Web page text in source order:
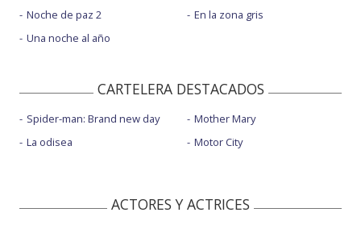
Noche de paz 2
Una noche al año
En la zona gris
CARTELERA DESTACADOS
Spider-man: Brand new day
La odisea
Mother Mary
Motor City
ACTORES Y ACTRICES